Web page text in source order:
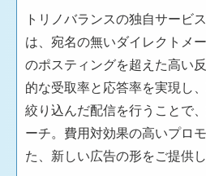
トリノバランスの独自サービ
は、宛名の無いダイレクトメ
のポスティングを超えた高い
的な受取率と応答率を実現し
絞り込んだ配信を行うことで
ーチ。費用対効果の高いプロ
た、新しい広告の形をご提供し